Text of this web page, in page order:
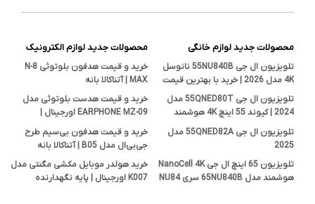
محصولات جدید لوازم خانگی
تلویزیون ال جی 55NU840B نانوسل
4K مدل 2026 | خرید با بهترین قیمت
تلویزیون ال جی 55QNED80T مدل
2024 | کیوند 55 اینچ 4K هوشمند
اصل
تلویزیون ال جی 55QNED82A مدل
2025
تلویزیون 65 اینچ ال جی NanoCell 4K
هوشمند مدل 65NU840B سری NU84
محصولات جدید لوازم الکترونیک
خرید و قیمت هدفون بلوتوثی N-8
MAX | آتناکالا بانه
خرید و قیمت هدست بلوتوثی مدل
EARPHONE MZ-09 اورجینال |
فروشگاه آتناکالا بانه
خرید و قیمت هدفون بی‌سیم طرح
جی‌بی‌ال مدل B05 | آتناکالا بانه
خرید هولدر موبایل مکشی مگنتی مدل
K007 اورجینال | پایه نگهدارنده